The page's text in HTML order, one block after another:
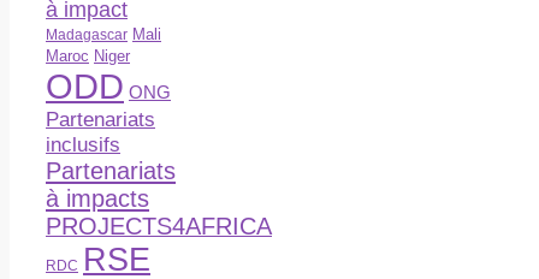
à impact
Madagascar Mali
Maroc Niger
ODD ONG
Partenariats
inclusifs
Partenariats
à impacts
PROJECTS4AFRICA
RDC RSE